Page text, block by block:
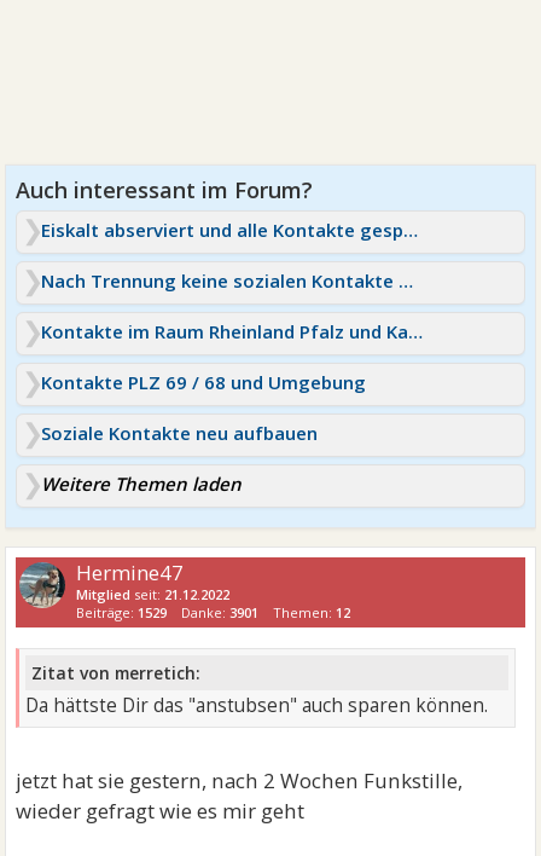
Eiskalt abserviert und alle Kontakte gesperrt
Nach Trennung keine sozialen Kontakte mehr - einsam!
Kontakte im Raum Rheinland Pfalz und Karlsruhe/Baden
Kontakte PLZ 69 / 68 und Umgebung
Soziale Kontakte neu aufbauen
Weitere Themen laden
Hermine47
Mitglied seit: 21.12.2022
Beiträge: 1529 Danke:3901 Themen: 12
Zitat von merretich:
Da hättste Dir das "anstubsen" auch sparen können.
jetzt hat sie gestern, nach 2 Wochen Funkstille,
wieder gefragt wie es mir geht